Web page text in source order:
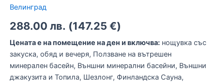
Велинград
288.00 лв. (147.25 €)
Цената е на помещение на ден и включва: нощувка със
закуска, обяд и вечеря, Ползване на вътрешен
минерален басейн, Външни минерални басейни, Външни
джакузита и Топила, Шезлонг, Финландска Сауна,